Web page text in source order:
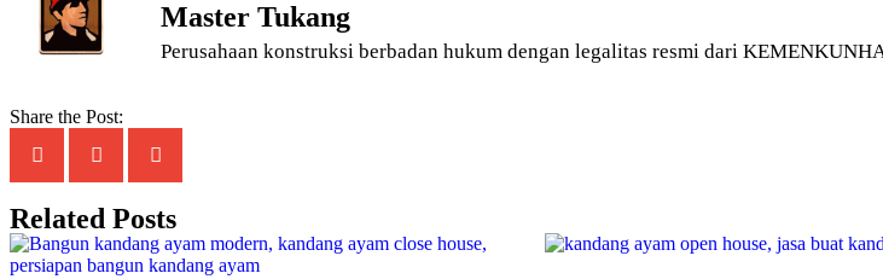
Master Tukang
Perusahaan konstruksi berbadan hukum dengan legalitas resmi dari
Share the Post:
Related Posts